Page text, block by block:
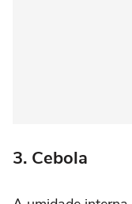
3. Cebola